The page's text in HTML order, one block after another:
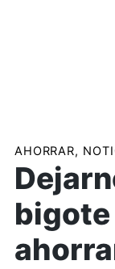
AHORRAR,
bigote